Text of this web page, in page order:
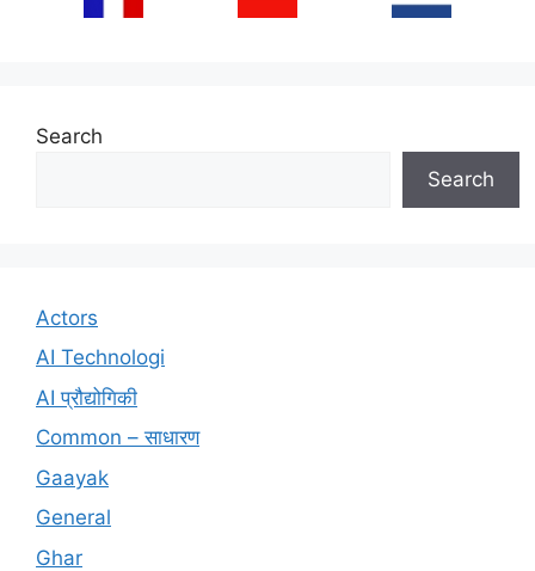
Search
Search
Actors
AI Technologi
AI प्रौद्योगिकी
Common – साधारण
Gaayak
General
Ghar